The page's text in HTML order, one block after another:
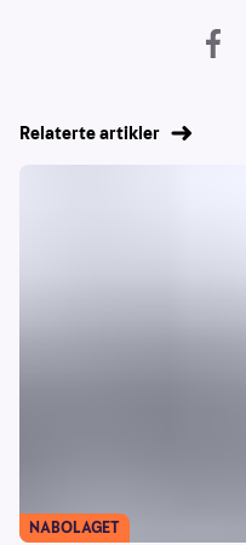
Relaterte artikler
NABOLAGET